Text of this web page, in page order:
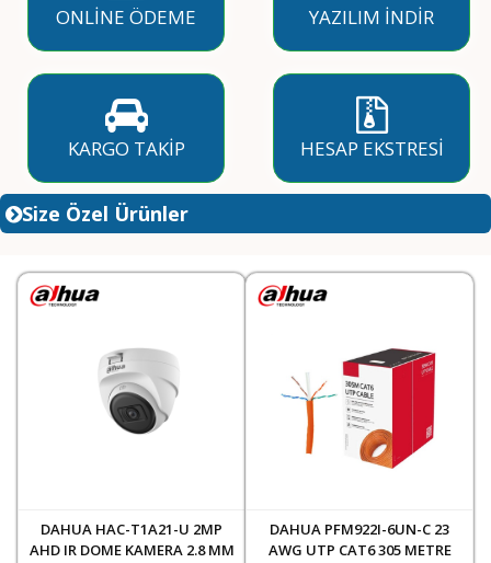
ONLİNE ÖDEME YAZILIM İNDİR
KARGO TAKİP HESAP EKSTRESİ
Size Özel Ürünler
DAHUA HAC-T1A21-U 2MP
AHD IR DOME KAMERA 2.8 MM
DAHUA PFM922I-6UN-C 23
AWG UTP CAT6 305 METRE